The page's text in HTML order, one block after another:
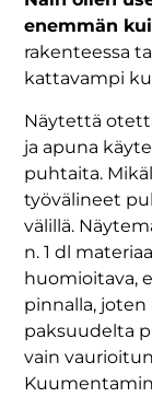
enemmän
rakenteessa
kattavampi
Näytettä
ja apuna
puhtaita.
työvälineet
välillä.
n. 1 dl
huomioitava,
pinnalla, joten
paksuudelta
vain